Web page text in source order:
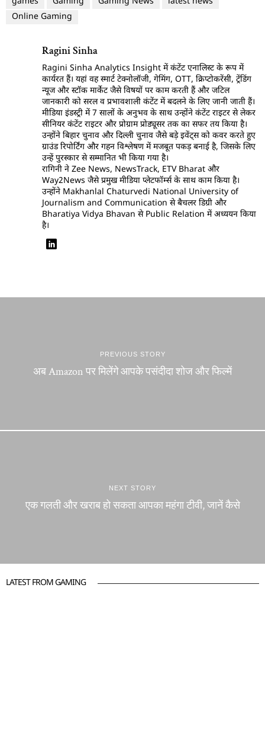
Online Gaming
Ragini Sinha
Ragini Sinha Analytics Insight में कंटेंट एनालिस्ट के रूप में
कार्यरत हैं। यहां वह स्मार्ट टेक्नोलॉजी, गेमिंग, OTT, क्रिप्टोकरेंसी, ट्रेंडिंग
न्यूज और स्टॉक मार्केट जैसे विषयों पर काम करती हैं और जटिल
जानकारी को सरल व प्रभावशाली कंटेंट में बदलने के लिए जानी जाती हैं।
मीडिया इंडस्ट्री में 7 सालों के अनुभव के साथ उन्होंने कंटेंट राइटर से लेकर
सीनियर कंटेंट राइटर और प्रोग्राम प्रोड्यूसर तक का सफर तय किया है।
उन्होंने बिहार चुनाव और दिल्ली चुनाव जैसे बड़े इवेंट्स को कवर करते हुए
ग्राउंड रिपोर्टिंग और गहन विश्लेषण में मजबूत पकड़ बनाई है, जिसके लिए
उन्हें पुरस्कार से सम्मानित भी किया गया है।
रागिनी ने Zee News, NewsTrack, ETV Bharat और
Way2News जैसे प्रमुख मीडिया प्लेटफॉर्म्स के साथ काम किया है।
उन्होंने Makhanlal Chaturvedi National University of
Journalism and Communication से बैचलर डिग्री और
Bharatiya Vidya Bhavan से Public Relation में अध्ययन किया
है।
PREVIOUS STORY
अब Amazon पर मिलेंगे आपके पसंदीदा शोज और फिल्में
NEXT STORY
एक गलती और खराब हो सकता आपका महंगा टीवी, जानें कैसे
LATEST FROM GAMING